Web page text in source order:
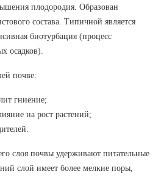
плодородия. Образован
состава. Типичной является
биотурбация (процесс
осадков).
почве:
гниение;
на рост растений;
слоя почвы удерживают питательные
слой имеет более мелкие поры,